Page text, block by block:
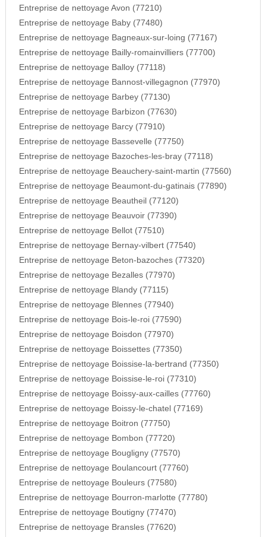
Entreprise de nettoyage Avon (77210)
Entreprise de nettoyage Baby (77480)
Entreprise de nettoyage Bagneaux-sur-loing (77167)
Entreprise de nettoyage Bailly-romainvilliers (77700)
Entreprise de nettoyage Balloy (77118)
Entreprise de nettoyage Bannost-villegagnon (77970)
Entreprise de nettoyage Barbey (77130)
Entreprise de nettoyage Barbizon (77630)
Entreprise de nettoyage Barcy (77910)
Entreprise de nettoyage Bassevelle (77750)
Entreprise de nettoyage Bazoches-les-bray (77118)
Entreprise de nettoyage Beauchery-saint-martin (77560)
Entreprise de nettoyage Beaumont-du-gatinais (77890)
Entreprise de nettoyage Beautheil (77120)
Entreprise de nettoyage Beauvoir (77390)
Entreprise de nettoyage Bellot (77510)
Entreprise de nettoyage Bernay-vilbert (77540)
Entreprise de nettoyage Beton-bazoches (77320)
Entreprise de nettoyage Bezalles (77970)
Entreprise de nettoyage Blandy (77115)
Entreprise de nettoyage Blennes (77940)
Entreprise de nettoyage Bois-le-roi (77590)
Entreprise de nettoyage Boisdon (77970)
Entreprise de nettoyage Boissettes (77350)
Entreprise de nettoyage Boissise-la-bertrand (77350)
Entreprise de nettoyage Boissise-le-roi (77310)
Entreprise de nettoyage Boissy-aux-cailles (77760)
Entreprise de nettoyage Boissy-le-chatel (77169)
Entreprise de nettoyage Boitron (77750)
Entreprise de nettoyage Bombon (77720)
Entreprise de nettoyage Bougligny (77570)
Entreprise de nettoyage Boulancourt (77760)
Entreprise de nettoyage Bouleurs (77580)
Entreprise de nettoyage Bourron-marlotte (77780)
Entreprise de nettoyage Boutigny (77470)
Entreprise de nettoyage Bransles (77620)